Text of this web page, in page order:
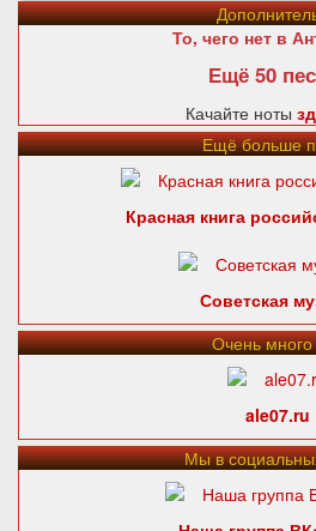
То, чего нет в
Ещё 50
Качайте ноты
Ещё больше
Красная книга
Советская
Очень много
ale07.ru
Мы в